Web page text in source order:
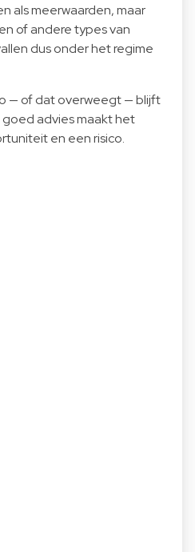
als meerwaarden, maar
of andere types van
dus onder het regime
— of dat overweegt — blijft
advies maakt het
en een risico.